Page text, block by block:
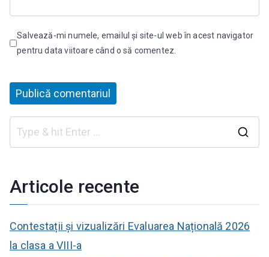
Salvează-mi numele, emailul și site-ul web în acest navigator
pentru data viitoare când o să comentez.
Articole recente
Contestații și vizualizări Evaluarea Națională 2026
la clasa a VIII-a